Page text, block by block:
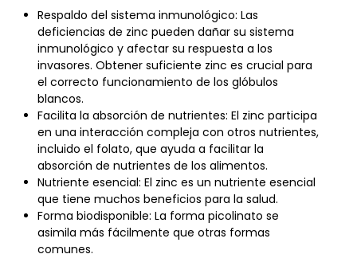
Respaldo del sistema inmunológico: Las
deficiencias de zinc pueden dañar su sistema
inmunológico y afectar su respuesta a los
invasores. Obtener suficiente zinc es crucial para
el correcto funcionamiento de los glóbulos
blancos.
Facilita la absorción de nutrientes: El zinc participa
en una interacción compleja con otros nutrientes,
incluido el folato, que ayuda a facilitar la
absorción de nutrientes de los alimentos.
Nutriente esencial: El zinc es un nutriente esencial
que tiene muchos beneficios para la salud.
Forma biodisponible: La forma picolinato se
asimila más fácilmente que otras formas
comunes.